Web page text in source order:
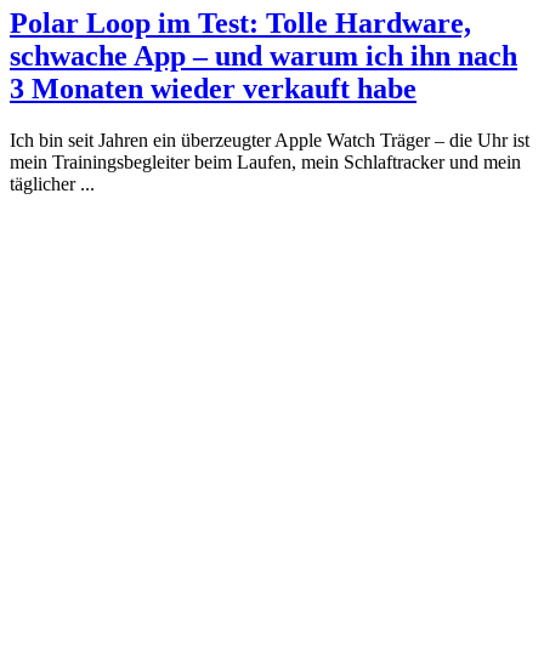
Polar Loop im Test: Tolle Hardware,
schwache App – und warum ich ihn nach
3 Monaten wieder verkauft habe
Ich bin seit Jahren ein überzeugter Apple Watch Träger – die Uhr ist
mein Trainingsbegleiter beim Laufen, mein Schlaftracker und mein
täglicher ...